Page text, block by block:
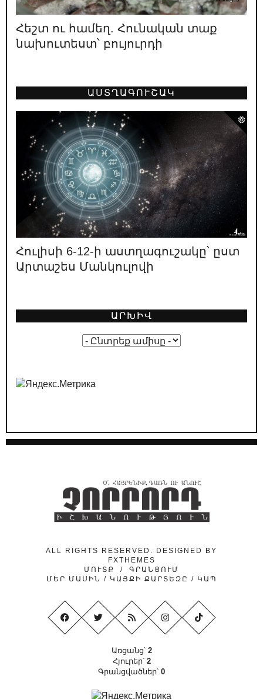
զոհերի պաշտոնական թիվը՝ 4948
13.05.2026 ԿԱՐԵՎՈՐ
Տե՛ր կանգնիր «թուլանալու և հաճույք
12.05.2026 / ԿԱՐԵՎՈՐ
Տեր-Պետրոսյանը գնահատում է
իշխանության բախտորոշ դեր ունեցած 4 օղակների
աշխատանքը. 1996
11.05.2026 / ԿԱՐԵՎՈՐ
Ո՞վ է ՔՊ նախընտրական շտաբի
փաստացի ղեկավարը
08.05.2026 ԿԱՐԵՎՈՐ
«Իրական Հայաստանը» ոչ իրական է
լինելու, ոչ Հայաստան
մասին
01.05.2026 / ԿԱՐԵՎՈՐ
24.04.2026
Ինչո՞ւ է «նիկոլական խաղաղությունը»
Հեշտ ու համեղ. Հունական տաք
նախուտեստ՝ բույուրդի
ԱՍՏՂԱԳՈՒՇԱԿ
Հուլիսի 6-12-ի աստղագուշակը՝ ըստ
Արտաշես Մանկուլովի
ԱՐԽԻՎ
ALL RIGHTS RESERVED. DESIGNED BY
FXTHEMES
ՄՈՒՏՔ
/ ԳՐԱՆՑՈՒՄ
ՄԵՐ ՄԱՍԻՆ / ԿԱՅՔԻ ՔԱՐՏԵԶԸ / ԿԱՊ
Առցանց՝ 2
Հյուրեր՝ 2
Գրանցվածներ՝ 0